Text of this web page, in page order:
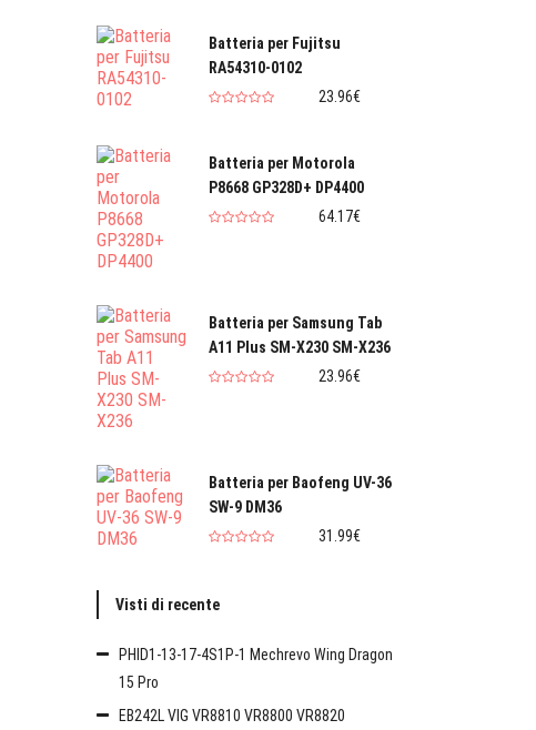
Batteria per Fujitsu
RA54310-0102
23.96€
Batteria per Motorola
P8668 GP328D+ DP4400
64.17€
Batteria per Samsung Tab
A11 Plus SM-X230 SM-X236
23.96€
Batteria per Baofeng UV-36
SW-9 DM36
31.99€
Visti di recente
PHID1-13-17-4S1P-1 Mechrevo Wing Dragon
15 Pro
EB242L VIG VR8810 VR8800 VR8820